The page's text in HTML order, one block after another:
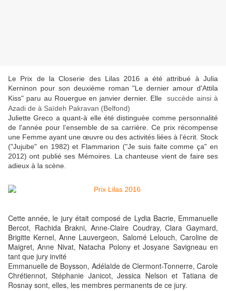
Le Prix de la Closerie des Lilas 2016 a été attribué à Julia
Kerninon pour son deuxième roman "Le dernier amour d'Attila
Kiss" paru au Rouergue en janvier dernier. Elle
succède ainsi à
Azadi de à Saïdeh Pakravan (Belfond)
Juliette Greco a quant-à elle été distinguée comme personnalité
de l'annéepour l’ensemble de sa carrière. Ce prix récompense
une Femme ayant une œuvre ou des activités liées à l’écrit. Stock
("Jujube" en 1982) et Flammarion ("Je suis faite comme ça" en
2012) ont publié ses Mémoires. La chanteuse vient de faire ses
adieux à la scène.
Cette année, le jury était composé de Lydia Bacrie, Emmanuelle
Bercot, Rachida Brakni, Anne-Claire Coudray, Clara Gaymard,
Brigitte Kernel, Anne Lauvergeon, Salomé Lelouch, Caroline de
Maigret, Anne Nivat, Natacha Polony et Josyane Savigneau en
tant que jury invité
Emmanuelle de Boysson, Adélaïde de Clermont-Tonnerre, Carole
Chrétiennot, Stéphanie Janicot, Jessica Nelson et Tatiana de
Rosnay sont, elles, les membres permanents de ce jury.